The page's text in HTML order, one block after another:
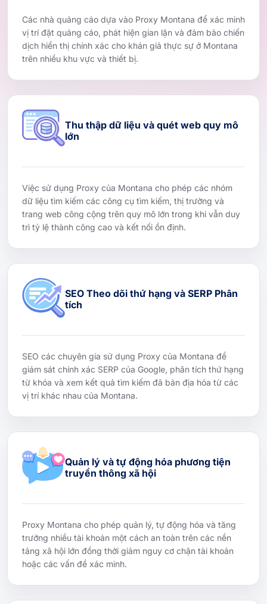
Các nhà quảng cáo dựa vào Proxy Montana để xác minh
vị trí đặt quảng cáo, phát hiện gian lận và đảm bảo chiến
dịch hiển thị chính xác cho khán giả thực sự ở Montana
trên nhiều khu vực và thiết bị.
Thu thập dữ liệu và quét web quy mô
lớn
Việc sử dụng Proxy của Montana cho phép các nhóm
dữ liệu tìm kiếm các công cụ tìm kiếm, thị trường và
trang web công cộng trên quy mô lớn trong khi vẫn duy
trì tỷ lệ thành công cao và kết nối ổn định.
SEO Theo dõi thứ hạng và SERP Phân
tích
SEO các chuyên gia sử dụng Proxy của Montana để
giám sát chính xác SERP của Google, phân tích thứ hạng
từ khóa và xem kết quả tìm kiếm đã bản địa hóa từ các
vị trí khác nhau của Montana.
Quản lý và tự động hóa phương tiện
truyền thông xã hội
Proxy Montana cho phép quản lý, tự động hóa và tăng
trưởng nhiều tài khoản một cách an toàn trên các nền
tảng xã hội lớn đồng thời giảm nguy cơ chặn tài khoản
hoặc các vấn đề xác minh.